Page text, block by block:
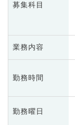
募集科目
業務内容
勤務時間
勤務曜日